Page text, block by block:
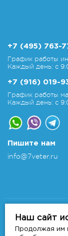
+7 (495) 763-
График работы
Каждый день: с
+7 (916) 019-
График работы
Каждый день: с
Пишите нам
info@7veter.ru
Интернет-
Наш сайт
Продолжая им